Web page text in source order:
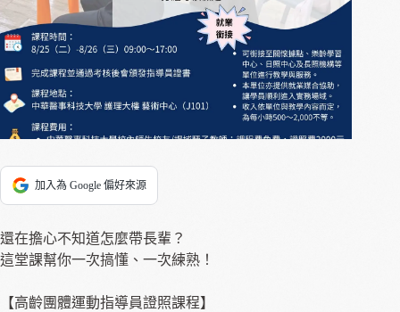
加入為 Google 偏好來源
還在擔心不知道怎麼帶長輩？
這堂課幫你一次搞懂、一次練熟！
【高齡團體運動指導員證照課程】